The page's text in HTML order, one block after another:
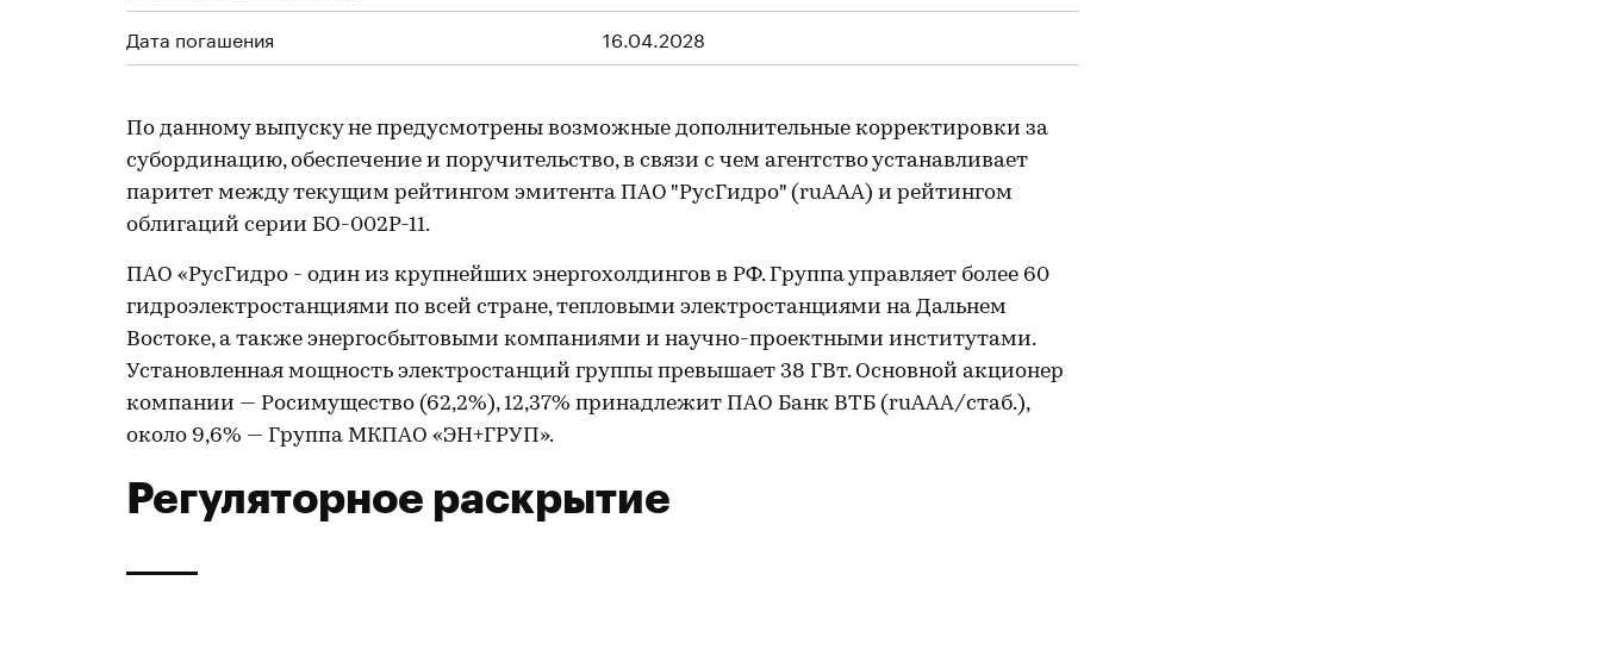
Дата погашения
16.04.2028
По данному выпуску не предусмотрены возможные дополнительные корректировки за
субординацию, обеспечение и поручительство, в связи с чем агентство устанавливает
паритет между текущим рейтингом эмитента ПАО "РусГидро" (ruAAA) и рейтингом
облигаций серии БО-002Р-11.
ПАО «РусГидро - один из крупнейших энергохолдингов в РФ. Группа управляет более 60
гидроэлектростанциями по всей стране, тепловыми электростанциями на Дальнем
Востоке, а также энергосбытовыми компаниями и научно-проектными институтами.
Установленная мощность электростанций группы превышает 38 ГВт. Основной акционер
компании — Росимущество (62,2%), 12,37% принадлежит ПАО Банк ВТБ (ruAAA/стаб.),
около 9,6% — Группа МКПАО «ЭН+ГРУП».
Регуляторное раскрытие